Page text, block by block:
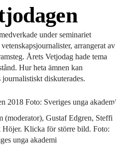
under seminariet
arrangerat av
Årets Vetjodag hade tema
Hur heta ämnen kan
journalistiskt diskuterades.
(moderator), Gustaf Edgren, Steffi
Klicka för större bild. Foto:
unga akademi